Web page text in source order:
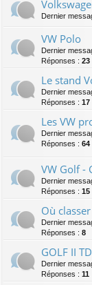
Dernier
VW Polo
Dernier
Réponses : 23
Le stand
Dernier
Réponses : 17
Les VW
Dernier
Réponses : 64
VW Golf -
Dernier
Réponses : 15
Où
Dernier
Réponses : 8
GOLF II
Dernier
Réponses : 11